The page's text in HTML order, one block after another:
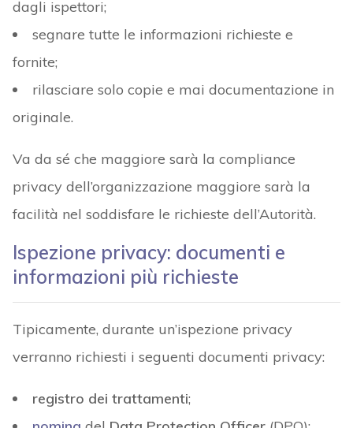
dagli ispettori;
segnare tutte le informazioni richieste e
fornite;
rilasciare solo copie e mai documentazione in
originale.
Va da sé che maggiore sarà la compliance
privacy dell’organizzazione maggiore sarà la
facilità nel soddisfare le richieste dell’Autorità.
Ispezione privacy: documenti e
informazioni più richieste
Tipicamente, durante un’ispezione privacy
verranno richiesti i seguenti documenti privacy:
registro dei trattamenti;